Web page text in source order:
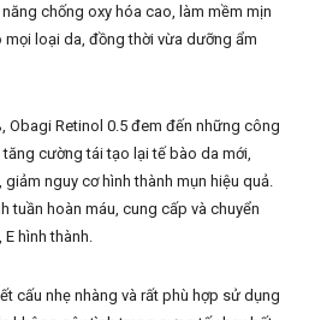
chống oxy hóa cao, làm mềm mịn
loại da, đồng thời vừa dưỡng ẩm
Obagi Retinol 0.5 đem đến những công
cường tái tạo lại tế bào da mới,
nguy cơ hình thành mụn hiệu quả.
tuần hoàn máu, cung cấp và chuyển
hình thành.
cấu nhẹ nhàng và rất phù hợp sử dụng